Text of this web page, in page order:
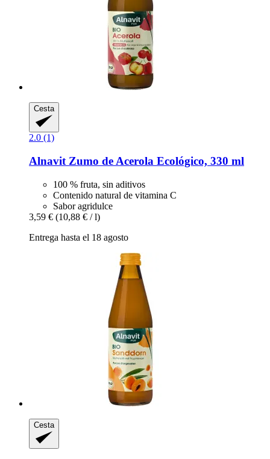
Cesta
2.0 (1)
Alnavit Zumo de Acerola Ecológico, 330 ml
100 % fruta, sin aditivos
Contenido natural de vitamina C
Sabor agridulce
3,59 € (10,88 € / l)
Entrega hasta el 18 agosto
Cesta